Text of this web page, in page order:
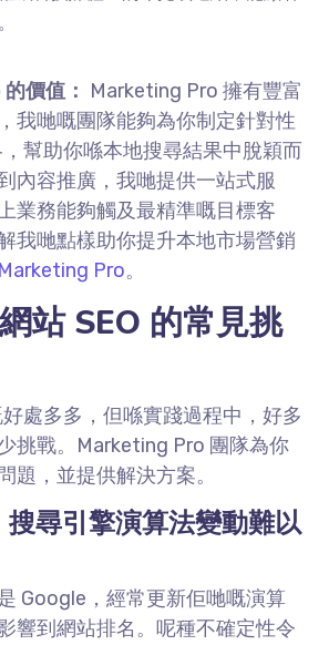
價值： Marketing Pro 擁有豐富
我哋嘅團隊能夠為你制定針對性
，幫助你喺本地搜尋結果中脫穎而
內容推廣，我哋提供一站式服
業務能夠觸及最精準嘅目標客
我哋點樣助你提升本地市場營銷
Pro。
站 SEO 的常見挑
處多多，但喺實踐過程中，好多
挑戰。Marketing Pro 團隊為你
題，並提供解決方案。
尋引擎演算法變動難以
Google，經常更新佢哋嘅演算
響到網站排名。呢種不確定性令